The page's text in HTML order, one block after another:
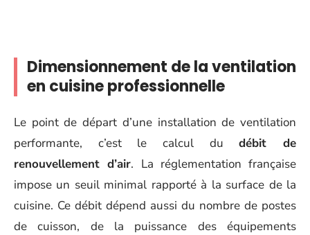
Dimensionnement de la ventilation
en cuisine professionnelle
Le point de départ d’une installation de ventilation
performante, c’est le calcul dudébit de
renouvellement d’air. La réglementation française
impose un seuil minimal rapporté à la surface de la
cuisine. Ce débit dépend aussi du nombre de postes
de cuisson, de la puissance des équipements